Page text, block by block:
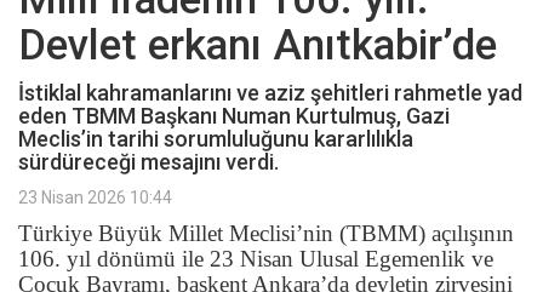
Devlet erkanı Anıtkabir’de
İstiklal kahramanlarını ve aziz şehitleri rahmetle yad
eden TBMM Başkanı Numan Kurtulmuş, Gazi
Meclis’in tarihi sorumluluğunu kararlılıkla
sürdüreceği mesajını verdi.
23 Nisan 2026 10:44
Türkiye Büyük Millet Meclisi’nin (TBMM) açılışının
106. yıl dönümü ile 23 Nisan Ulusal Egemenlik ve
Çocuk Bayramı, başkent Ankara’da devletin zirvesini